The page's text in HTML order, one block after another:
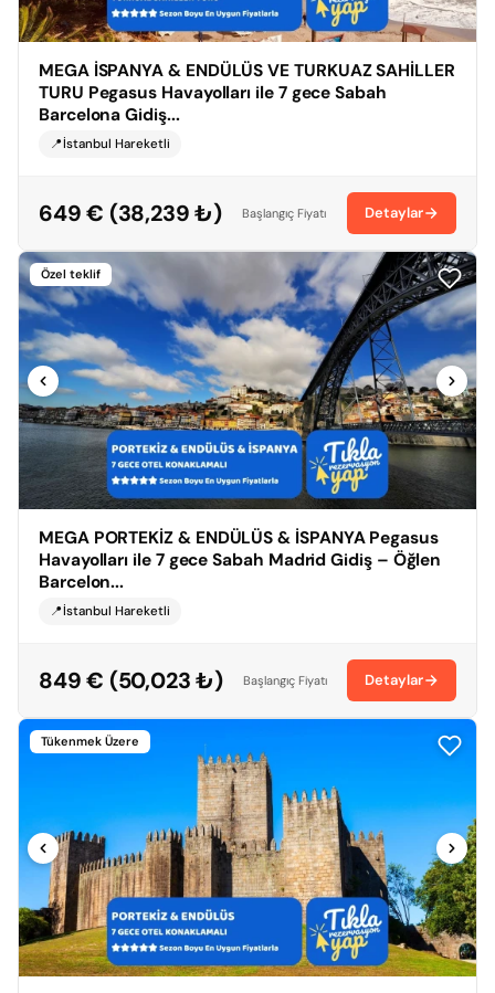
MEGA İSPANYA & ENDÜLÜS VE TURKUAZ SAHİLLER
TURU Pegasus Havayolları ile 7 gece Sabah
Barcelona Gidiş...
📍İstanbul Hareketli
649 € (38,239 ₺) Başlangıç Fiyatı Detaylar
Özel teklif
MEGA PORTEKİZ & ENDÜLÜS & İSPANYA Pegasus
Havayolları ile 7 gece Sabah Madrid Gidiş – Öğlen
Barcelon...
📍İstanbul Hareketli
849 € (50,023 ₺) Başlangıç Fiyatı Detaylar
Tükenmek Üzere